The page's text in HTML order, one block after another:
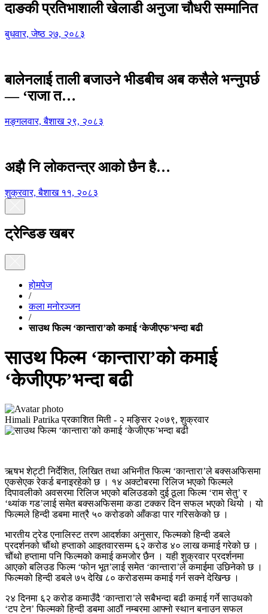
दाङकी प्रतिभाशाली खेलाडी अनुजा चौधरी सम्मानित
बुधवार, जेष्ठ २७, २०८३
बालेनलाई ताली बजाउने भीडबीच अब कसैले भन्नुपर्छ
— ‘राजा त…
मङ्गलवार, बैशाख २९, २०८३
अझै नि लोकतन्त्र आको छैन है…
शुक्रवार, बैशाख ११, २०८३
ट्रेन्डिङ खबर
होमपेज
/
कला मनोरञ्जन
/
साउथ फिल्म ‘कान्तारा’को कमाई ‘केजीएफ’भन्दा बढी
साउथ फिल्म ‘कान्तारा’को कमाई
‘केजीएफ’भन्दा बढी
Himali Patrika प्रकाशित मिती - २ मङ्सिर २०७९, शुक्रवार
ऋषभ शेट्टी निर्देशित, लिखित तथा अभिनीत फिल्म ‘कान्तारा’ले बक्सअफिसमा
एकसेएक रेकर्ड बनाइरहेको छ । १४ अक्टोबरमा रिलिज भएको फिल्मले
दिपावलीको अवसरमा रिलिज भएको बलिउडको दुई ठूला फिल्म ‘राम सेतु’ र
‘थ्यांक गड’लाई समेत बक्सअफिसमा कडा टक्कर दिन सफल भएको थियो । यो
फिल्मले हिन्दी डबमा मात्रै ५० करोडको आँकडा पार गरिसकेको छ ।
भारतीय ट्रेड एनालिस्ट तरण आदर्शका अनुसार, फिल्मको हिन्दी डबले
प्रदर्शनको चौंथो हप्ताको आइतवारसम्म ६२ करोड ४० लाख कमाई गरेको छ ।
चौंथो हप्तामा पनि फिल्मको कमाई कमजोर छैन । यही शुक्रवार प्रदर्शनमा
आएको बलिउड फिल्म ‘फोन भूत’लाई समेत ‘कान्तारा’ले कमाईमा उछिनेको छ ।
फिल्मको हिन्दी डबले ७५ देखि ८० करोडसम्म कमाई गर्न सक्ने देखिन्छ ।
२४ दिनमा ६२ करोड कमाउँदै ‘कान्तारा’ले सबैभन्दा बढी कमाई गर्ने साउथको
‘टप टेन’ फिल्मको हिन्दी डबमा आठौं नम्बरमा आफ्नो स्थान बनाउन सफल